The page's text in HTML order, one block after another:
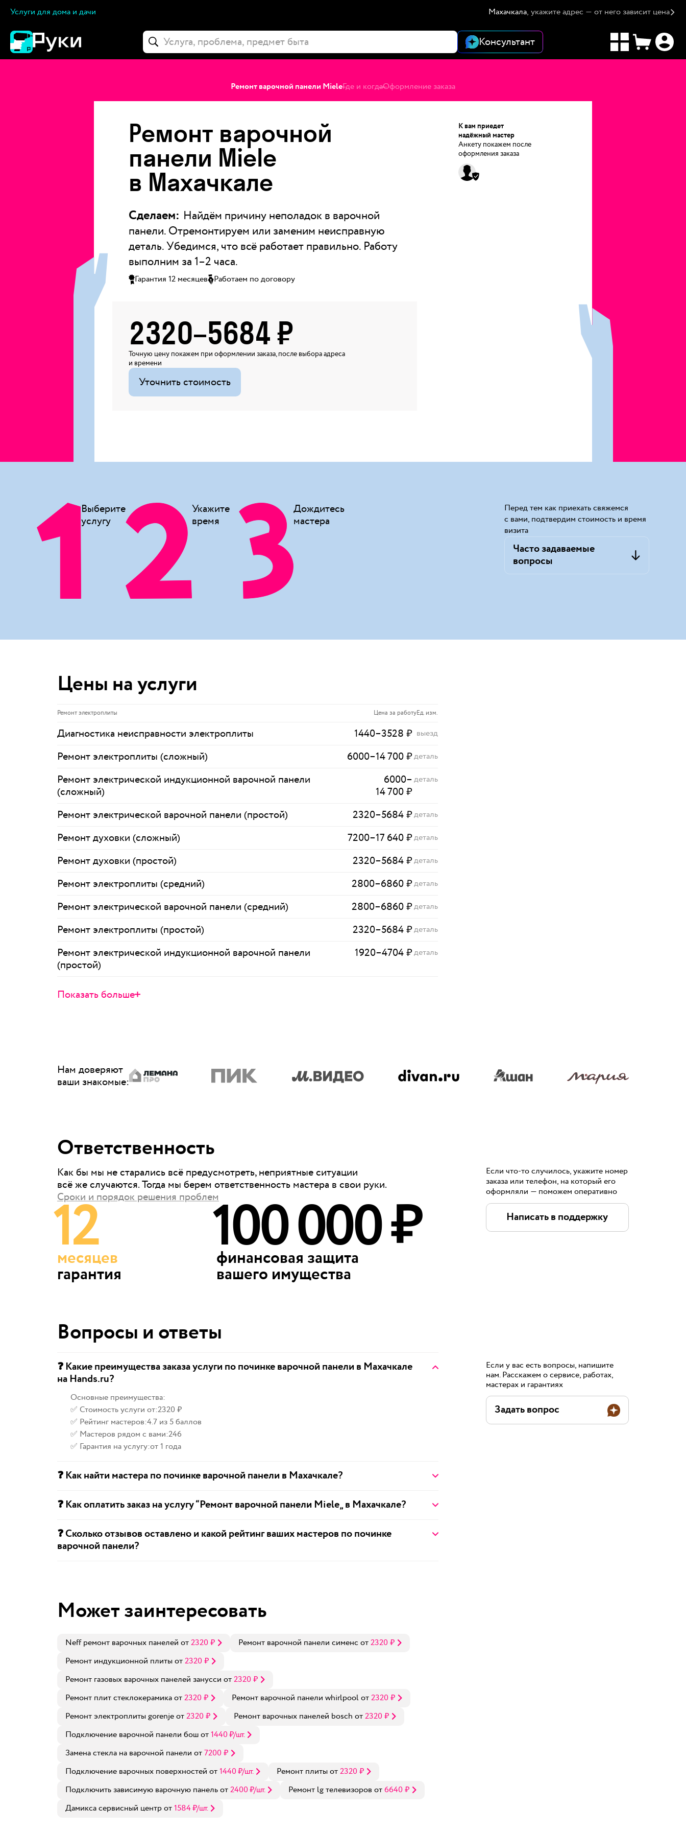
Услуги для дома и дачи Махачкала, укажите адрес — от него зависит цена
Консультант
Ремонт варочной панели MieleГде и когдаОформление заказа
Ремонт варочной
панели Miele
в Махачкале
Сделаем: Найдём причину неполадок в варочной
панели. Отремонтируем или заменим неисправную
деталь. Убедимся, что всё работает правильно. Работу
выполним за 1–2 часа.
Гарантия 12 месяцев Работаем по договору
2320–5684₽
Точную цену покажем при оформлении заказа, после выбора адреса
и времени
Уточнить стоимость
К вам приедет
надёжный мастер
Анкету покажем после
оформления заказа
Выберите
услугу
Укажите
время
Дождитесь
мастера
Перед тем как приехать свяжемся
с вами, подтвердим стоимость и время
визита
Часто задаваемые
вопросы
Цены на услуги
Ремонт электроплиты Цена за работуЕд. изм.
Диагностика неисправности электроплиты 1440–3528 ₽ выезд
Ремонт электроплиты (сложный) 6000–14 700₽деталь
Ремонт электрической индукционной варочной панели
(сложный)
6000–
14 700₽
деталь
Ремонт электрической варочной панели (простой) 2320–5684₽деталь
Ремонт духовки (сложный) 7200–17 640₽деталь
Ремонт духовки (простой) 2320–5684₽деталь
Ремонт электроплиты (средний) 2800–6860₽деталь
Ремонт электрической варочной панели (средний) 2800–6860₽деталь
Ремонт электроплиты (простой) 2320–5684₽деталь
Ремонт электрической индукционной варочной панели
(простой)
1920–4704₽деталь
Показать больше
Нам доверяют
ваши знакомые:
Ответственность
Как бы мы не старались всё предусмотреть, неприятные ситуации
всё же случаются. Тогда мы берем ответственность мастера в свои руки.
Сроки и порядок решения проблем
12
месяцев
гарантия
100 000 ₽
финансовая защита
вашего имущества
Если что-то случилось, укажите номер
заказа или телефон, на который его
оформляли — поможем оперативно
Написать в поддержку
Вопросы и ответы
❓ Какие преимущества заказа услуги по починке варочной панели в Махачкале
на Hands.ru?
Основные преимущества:
✅ Стоимость услуги от:2320 ₽
✅ Рейтинг мастеров:4.7 из 5 баллов
✅ Мастеров рядом с вами:246
✅ Гарантия на услугу:от 1 года
❓ Как найти мастера по починке варочной панели в Махачкале?
❓ Как оплатить заказ на услугу “Ремонт варочной панели Miele„ в Махачкале?
❓ Сколько отзывов оставлено и какой рейтинг ваших мастеров по починке
варочной панели?
Если у вас есть вопросы, напишите
нам. Расскажем о сервисе, работах,
мастерах и гарантиях
Задать вопрос
Может заинтересовать
Neff ремонт варочных панелей от2320₽ Ремонт варочной панели сименс от2320₽
Ремонт индукционной плитыот2320₽
Ремонт газовых варочных панелей занусси от2320₽
Ремонт плит стеклокерамикаот2320₽ Ремонт варочной панели whirlpoolот2320₽
Ремонт электроплиты gorenjeот2320₽ Ремонт варочных панелей bosch от2320₽
Подключение варочной панели бошот1440₽/шт.
Замена стекла на варочной панели от7200₽
Подключение варочных поверхностей от1440₽/шт. Ремонт плитыот2320₽
Подключить зависимую варочную панельот2400₽/шт. Ремонт lg телевизоров от6640₽
Дамикса сервисный центрот1584₽/шт.